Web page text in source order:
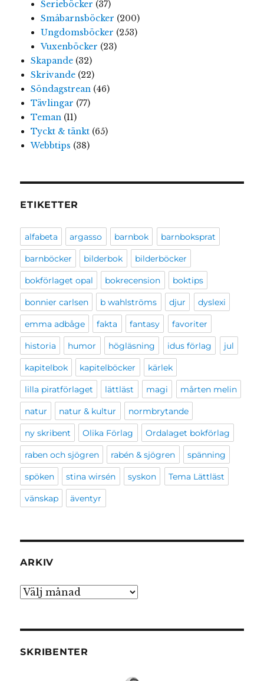
Serieböcker (37)
Småbarnsböcker (200)
Ungdomsböcker (253)
Vuxenböcker (23)
Skapande(32)
Skrivande(22)
Söndagstrean(46)
Tävlingar (77)
Teman(11)
Tyckt & tänkt(65)
Webbtips (38)
ETIKETTER
alfabeta argasso barnbok barnboksprat
barnböcker bilderbok bilderböcker
bokförlaget opal bokrecension boktips
bonnier carlsen b wahlströms djur dyslexi
emma adbåge fakta fantasy favoriter
historia humor högläsning idus förlag jul
kapitelbok kapitelböcker kärlek
lilla piratförlaget lättläst magi mårten melin
natur natur & kultur normbrytande
ny skribent Olika Förlag Ordalaget bokförlag
raben och sjögren rabén & sjögren spänning
spöken stina wirsén syskon Tema Lättläst
vänskap äventyr
ARKIV
Arkiv
SKRIBENTER